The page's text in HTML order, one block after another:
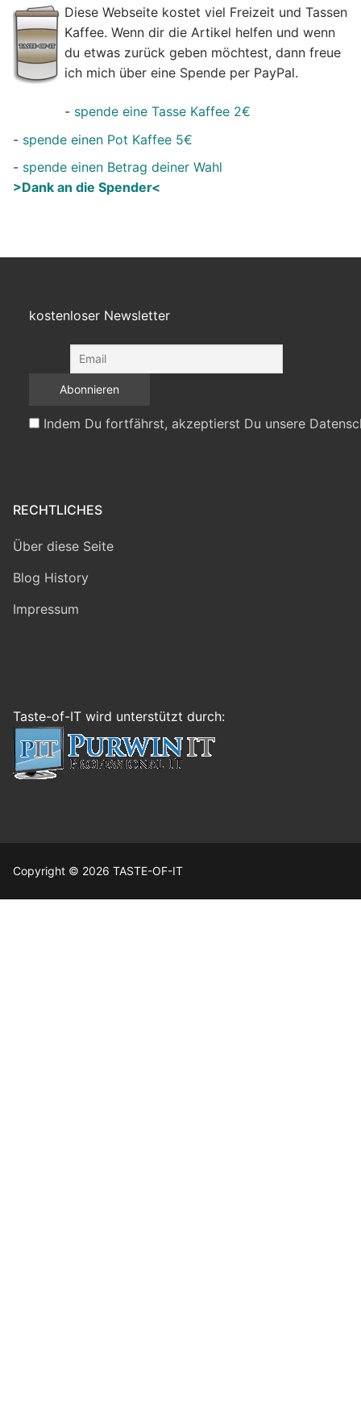
Diese Webseite kostet viel Freizeit und Tassen
Kaffee. Wenn dir die Artikel helfen und wenn
du etwas zurück geben möchtest, dann freue
ich mich über eine Spende per PayPal.
- spende eine Tasse Kaffee 2€
- spende einen Pot Kaffee 5€
- spende einen Betrag deiner Wahl
>Dank an die Spender<
kostenloser Newsletter
Indem Du fortfährst, akzeptierst Du unsere
RECHTLICHES
Über diese Seite
Blog History
Impressum
Taste-of-IT wird unterstützt durch:
Copyright © 2026 TASTE-OF-IT